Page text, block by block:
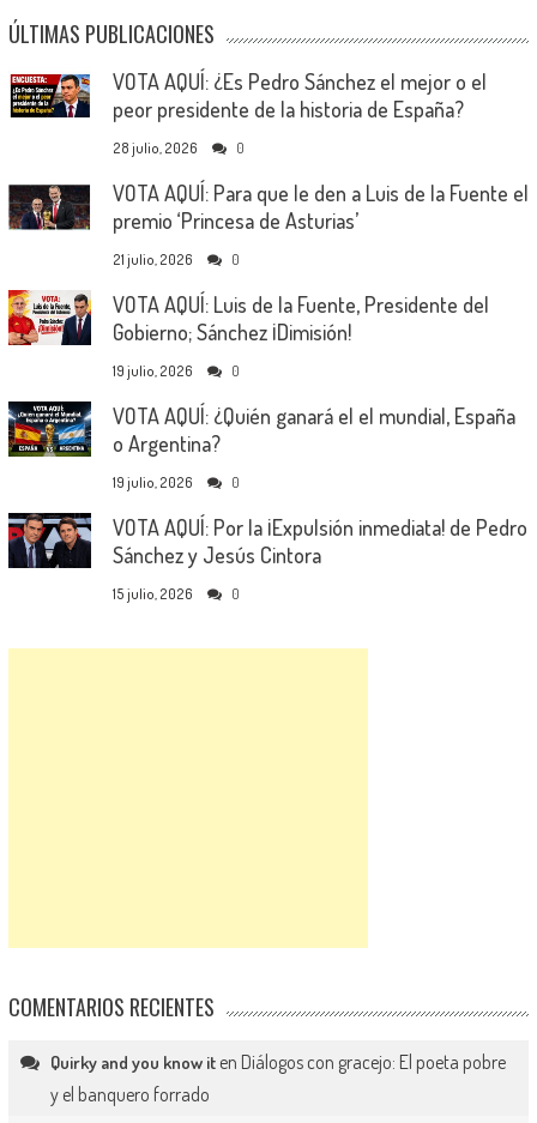
ÚLTIMAS PUBLICACIONES
VOTA AQUÍ: ¿Es Pedro Sánchez el mejor o el
peor presidente de la historia de España?
28 julio, 2026 0
VOTA AQUÍ: Para que le den a Luis de la Fuente el
premio ‘Princesa de Asturias’
21 julio, 2026 0
VOTA AQUÍ: Luis de la Fuente, Presidente del
Gobierno; Sánchez ¡Dimisión!
19 julio, 2026 0
VOTA AQUÍ: ¿Quién ganará el el mundial, España
o Argentina?
19 julio, 2026 0
VOTA AQUÍ: Por la ¡Expulsión inmediata! de Pedro
Sánchez y Jesús Cintora
15 julio, 2026 0
COMENTARIOS RECIENTES
Quirky and you know iten Diálogos con gracejo: El poeta pobre
y el banquero forrado